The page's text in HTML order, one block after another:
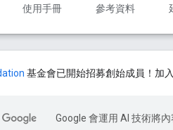
使用手冊 參考資料
基金會已開始招募創始成員！加入
Google 會運用 AI 技術將